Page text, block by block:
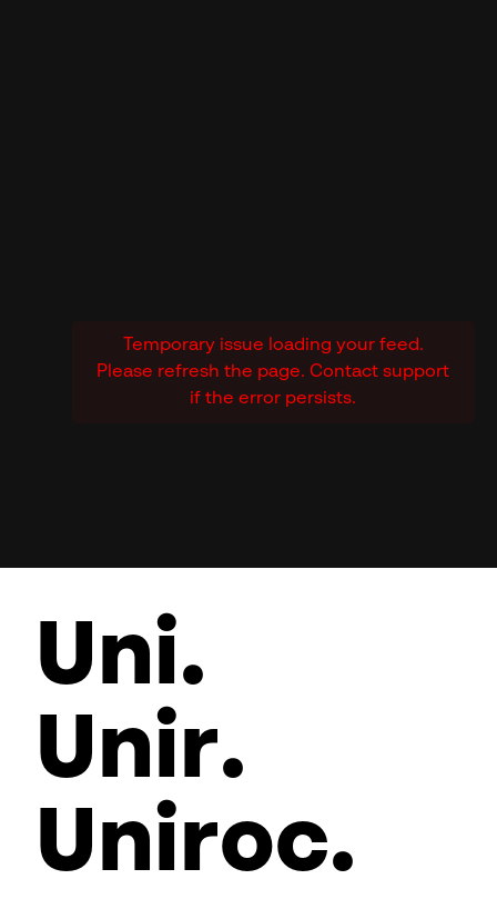
Temporary issue loading your feed.
Please refresh the page. Contact support
if the error persists.
Uni.
Unir.
Uniroc.